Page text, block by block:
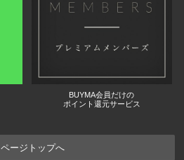
BUYMA会員だけの
ポイント還元サービス
ページトップへ